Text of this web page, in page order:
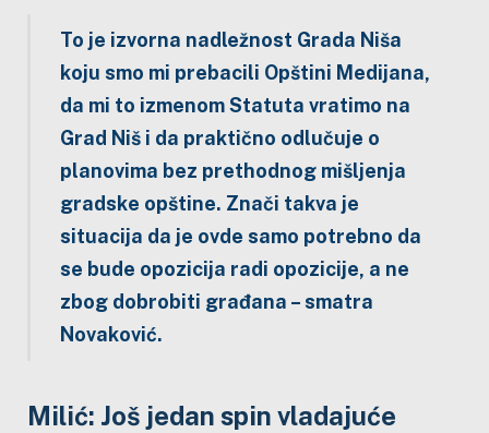
To je izvorna nadležnost Grada Niša
koju smo mi prebacili Opštini Medijana,
da mi to izmenom Statuta vratimo na
Grad Niš i da praktično odlučuje o
planovima bez prethodnog mišljenja
gradske opštine. Znači takva je
situacija da je ovde samo potrebno da
se bude opozicija radi opozicije, a ne
zbog dobrobiti građana – smatra
Novaković.
Milić: Još jedan spin vladajuće